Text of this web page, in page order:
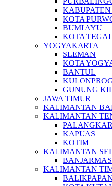
KOTA
BUMI AYU
KOTA
YOGYAKARTA
SLEMAN
KOTA
BANTUL
GUNUNG
JAWA TIMUR
KALIMANTAN
KALIMANTAN
KAPUAS
KOTIM
KALIMANTAN
KALIMANTAN
BALIKPAPAN